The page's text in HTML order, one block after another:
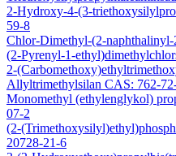
2-Hydroxy-4-(3-
59-8
Chlor-Dimethyl-(2-
(2-Pyrenyl-1-
2-
Allyltrimethylsilan CAS: 762-
Monomethyl (ethylenglykol)
07-2
(2-
20728-21-6